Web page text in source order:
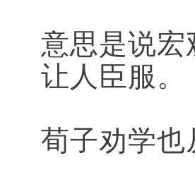
意思是说
让人臣服。
荀子劝学